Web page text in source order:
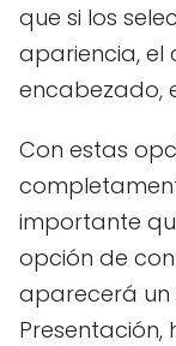
que si los
apariencia, el
encabezado,
Con estas
importante
opción de
aparecerá un